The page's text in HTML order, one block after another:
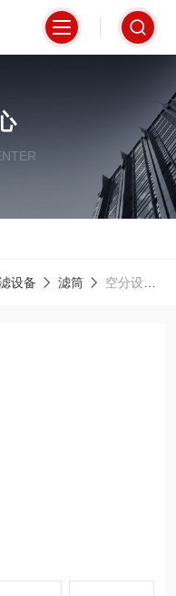
设备 滤筒 空分设备自洁式空气过滤筒Φ‌320*1000